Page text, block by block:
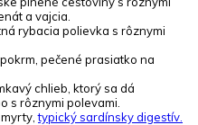
a vajcia.
rybacia polievka s rôznymi
pečené prasiatko na
chlieb, ktorý sa dá
s rôznymi polevami.
myrty,typický sardínsky digestív.